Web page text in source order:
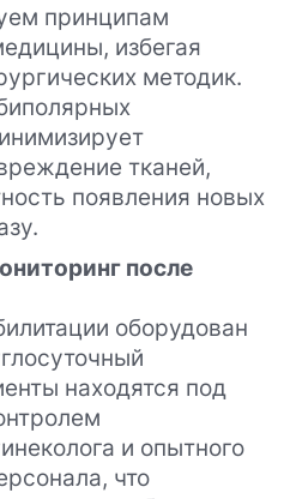
принципам
избегая
методик.
тканей,
появления новых
после
оборудован
находятся под
и опытного
что